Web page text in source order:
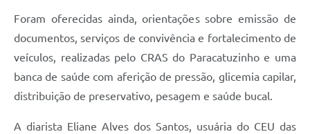
Foram oferecidas ainda, orientações sobre emissão de
documentos, serviços de convivência e fortalecimento de
veículos, realizadas pelo CRAS do Paracatuzinho e uma
banca de saúde com aferição de pressão, glicemia capilar,
distribuição de preservativo, pesagem e saúde bucal.
A diarista Eliane Alves dos Santos, usuária do CEU das